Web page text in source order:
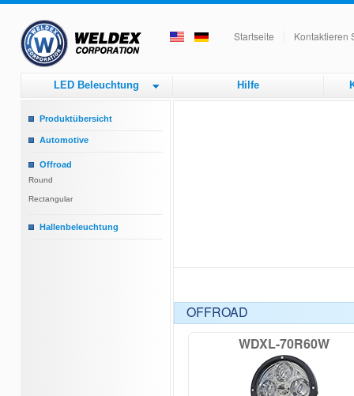
Startseite Kontaktieren
LED Beleuchtung Hilfe
Produktübersicht
Automotive
Interior Lights
Offroad
Round
Rectangular
Hallenbeleuchtung
OFFROAD
WDXL-70R60W